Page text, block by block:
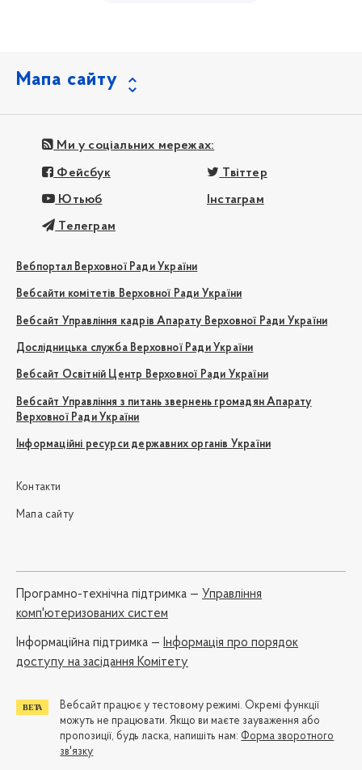
Мапа сайту
Ми у соціальних мережах:
Фейсбук Твіттер
Ютьюб Інстаграм
Телеграм
Вебпортал Верховної Ради України
Вебсайти комітетів Верховної Ради України
Вебсайт Управління кадрів Апарату Верховної Ради України
Дослідницька служба Верховної Ради України
Вебсайт Освітній Центр Верховної Ради України
Вебсайт Управління з питань звернень громадян Апарату
Верховної Ради України
Інформаційні ресурси державних органів України
Контакти
Мапа сайту
Програмно-технічна підтримка — Управління
комп'ютеризованих систем
Iнформаційна підтримка — Інформація про порядок
доступу на засідання Комітету
Вебсайт працює у тестовому режимі. Окремі функції
можуть не працювати. Якщо ви маєте зауваження або
пропозиції, будь ласка, напишіть нам: Форма зворотного
зв'язку